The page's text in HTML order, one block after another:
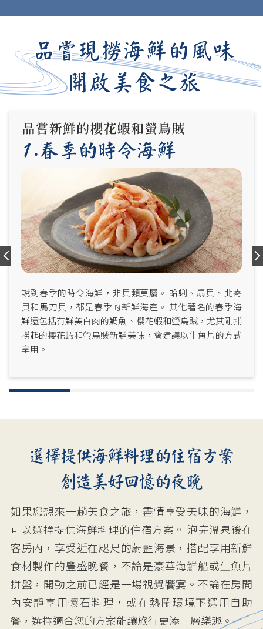
說到春季的時令海鮮，非貝類莫屬。 蛤蜊、扇貝、北寄
貝和馬刀貝，都是春季的新鮮海產。 其他著名的春季海
鮮還包括有鮮美白肉的鯛魚、櫻花蝦和螢烏賊，尤其剛捕
撈起的櫻花蝦和螢烏賊新鮮美味，會建議以生魚片的方式
享用。
如果您想來一趟美食之旅，盡情享受美味的海鮮，
可以選擇提供海鮮料理的住宿方案。 泡完溫泉後在
客房內，享受近在咫尺的蔚藍海景，搭配享用新鮮
食材製作的豐盛晚餐，不論是豪華海鮮船或生魚片
拼盤，開動之前已經是一場視覺饗宴。不論在房間
內安靜享用懷石料理，或在熱鬧環境下選用自助
餐，選擇適合您的方案能讓旅行更添一層樂趣。